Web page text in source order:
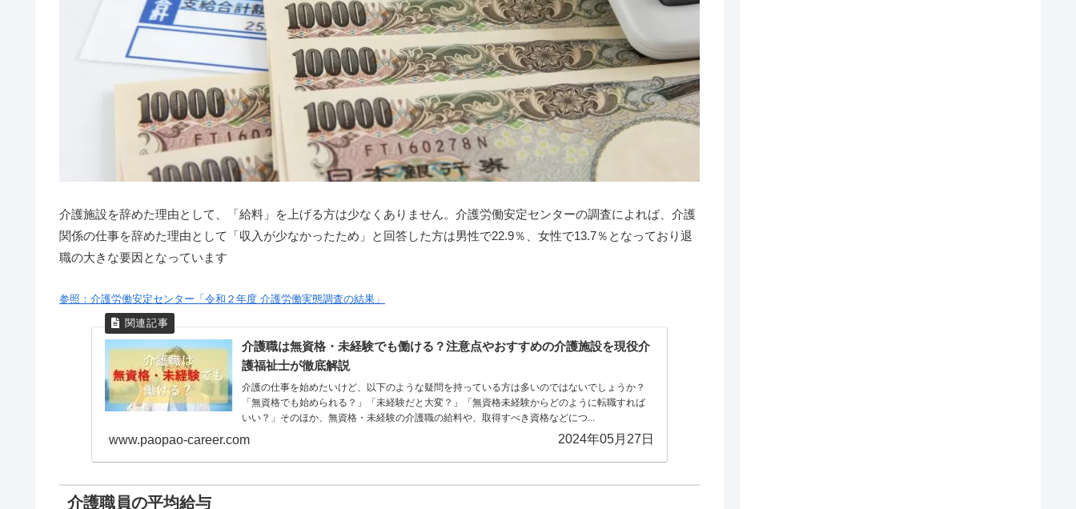
介護施設を辞めた理由として、「給料」を上げる方は少なくありません。介護労働安定センターの調査によれば、介護
関係の仕事を辞めた理由として「収入が少なかったため」と回答した方は男性で22.9％、女性で13.7％となっており退
職の大きな要因となっています
参照：介護労働安定センター「令和２年度 介護労働実態調査の結果」
介護職は無資格・未経験でも働ける？注意点やおすすめの介護施設を現役介
護福祉士が徹底解説
介護の仕事を始めたいけど、以下のような疑問を持っている方は多いのではないでしょうか？
「無資格でも始められる？」「未経験だと大変？」「無資格未経験からどのように転職すれば
いい？」そのほか、無資格・未経験の介護職の給料や、取得すべき資格などにつ...
www.paopao-career.com 2024年05月27日
介護職員の平均給与